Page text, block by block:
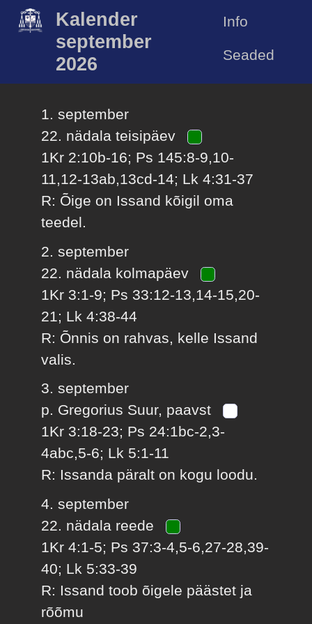
Kalender
september
2026
Info
Seaded
1. september
22. nädala teisipäev
1Kr 2:10b-16; Ps 145:8-9,10-
11,12-13ab,13cd-14; Lk 4:31-37
R: Õige on Issand kõigil oma
teedel.
2. september
22. nädala kolmapäev
1Kr 3:1-9; Ps 33:12-13,14-15,20-
21; Lk 4:38-44
R: Õnnis on rahvas, kelle Issand
valis.
3. september
p. Gregorius Suur, paavst
1Kr 3:18-23; Ps 24:1bc-2,3-
4abc,5-6; Lk 5:1-11
R: Issanda päralt on kogu loodu.
4. september
22. nädala reede
1Kr 4:1-5; Ps 37:3-4,5-6,27-28,39-
40; Lk 5:33-39
R: Issand toob õigele päästet ja
rõõmu